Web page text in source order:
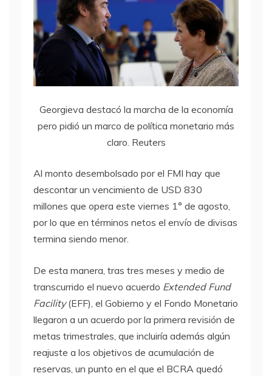
Georgieva destacó la marcha de la economía
pero pidió un marco de política monetario más
claro. Reuters
Al monto desembolsado por el FMI hay que
descontar un vencimiento de USD 830
millones que opera este viernes 1° de agosto,
por lo que en términos netos el envío de divisas
termina siendo menor.
De esta manera, tras tres meses y medio de
transcurrido el nuevo acuerdo Extended Fund
Facility(EFF), el Gobierno y el Fondo Monetario
llegaron a un acuerdo por la primera revisión de
metas trimestrales, que incluiría además algún
reajuste a los objetivos de acumulación de
reservas, un punto en el que el BCRA quedó